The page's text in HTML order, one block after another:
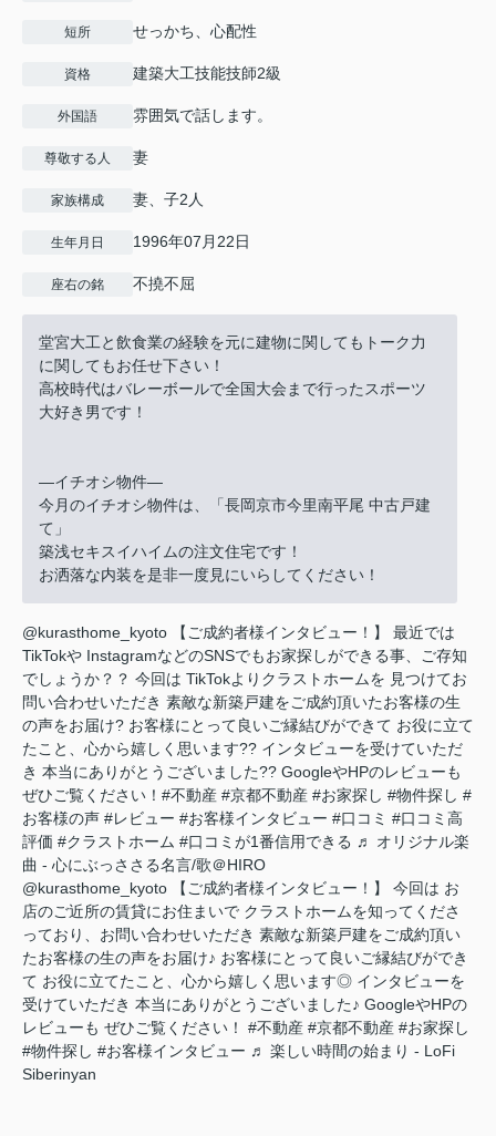
短所 せっかち、心配性
資格 建築大工技能技師2級
外国語 雰囲気で話します。
尊敬する人 妻
家族構成 妻、子2人
生年月日 1996年07月22日
座右の銘 不撓不屈
堂宮大工と飲食業の経験を元に建物に関してもトーク力
に関してもお任せ下さい！
高校時代はバレーボールで全国大会まで行ったスポーツ
大好き男です！
―イチオシ物件―
今月のイチオシ物件は、「長岡京市今里南平尾 中古戸建
て」
築浅セキスイハイムの注文住宅です！
お洒落な内装を是非一度見にいらしてください！
@kurasthome_kyoto 【ご成約者様インタビュー！】 最近では
TikTokや InstagramなどのSNSでもお家探しができる事、ご存知
でしょうか？？ 今回は TikTokよりクラストホームを 見つけてお
問い合わせいただき 素敵な新築戸建をご成約頂いたお客様の生
の声をお届け? お客様にとって良いご縁結びができて お役に立て
たこと、心から嬉しく思います?? インタビューを受けていただ
き 本当にありがとうございました?? GoogleやHPのレビューも
ぜひご覧ください！ #不動産 #京都不動産 #お家探し #物件探し #
お客様の声 #レビュー #お客様インタビュー #口コミ #口コミ高
評価 #クラストホーム #口コミが1番信用できる ♬ オリジナル楽
曲 - 心にぶっささる名言/歌＠HIRO
@kurasthome_kyoto 【ご成約者様インタビュー！】 今回は お
店のご近所の賃貸にお住まいで クラストホームを知ってくださ
っており、お問い合わせいただき 素敵な新築戸建をご成約頂い
たお客様の生の声をお届け♪ お客様にとって良いご縁結びができ
て お役に立てたこと、心から嬉しく思います◎ インタビューを
受けていただき 本当にありがとうございました♪ GoogleやHPの
レビューも ぜひご覧ください！ #不動産 #京都不動産 #お家探し
#物件探し #お客様インタビュー ♬ 楽しい時間の始まり - LoFi
Siberinyan